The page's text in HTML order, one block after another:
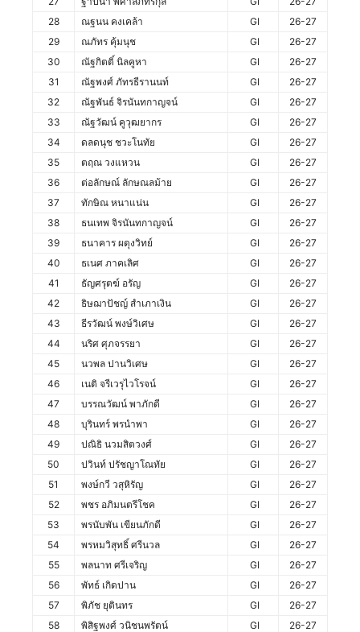
28
ณฐนน คงเคล้า GI
26-27
29
ณภัทร คุ้มนุช GI
26-27
30
ณัฐกิตติ์ นิลคูหา GI
26-27
31
ณัฐพงศ์ ภัทรธีรานนท์ GI
26-27
32
ณัฐพันธ์ จิรนันทกาญจน์ GI
26-27
33
ณัฐวัฒน์ คูวุฒยากร GI
26-27
34
ดลดนุช ชวะโนทัย GI
26-27
35
ตฤณ วงแหวน GI
26-27
36
ต่อลักษณ์ ลักษณลม้าย GI
26-27
37
ทักษิณ หนาแน่น GI
26-27
38
ธนเทพ จิรนันทกาญจน์ GI
26-27
39
ธนาคาร ผดุงวิทย์ GI
26-27
40
ธเนศ ภาคเลิศ GI
26-27
41
ธัญศรุตฆ์ อรัญ GI
26-27
42
ธิษฌาปัชญ์ สำเภาเงิน GI
26-27
43
ธีรวัฒน์ พงษ์วิเศษ GI
26-27
44
นริศ ศุภจรรยา GI
26-27
45
นวพล ปานวิเศษ GI
26-27
46
เนติ จรีเวรุไวโรจน์ GI
26-27
47
บรรณวัฒน์ พาภักดี GI
26-27
48
บุรินทร์ พรนำพา GI
26-27
49
ปณิธิ นวมสิตวงศ์ GI
26-27
50
ปวินท์ ปรัชญาโณทัย GI
26-27
51
พงษ์กวี วสุหิรัญ GI
26-27
52
พชร อภิมนตรีโชค GI
26-27
53
พรนับพัน เขียนภักดี GI
26-27
54
พรหมวิสุทธิ์ ศรีนวล GI
26-27
55
พลนาท ศรีเจริญ GI
26-27
56
พัทธ์ เกิดปาน GI
26-27
57
พิภัช ยุตินทร GI
26-27
58
พิสิฐพงศ์ วนิชนพรัตน์ GI
26-27